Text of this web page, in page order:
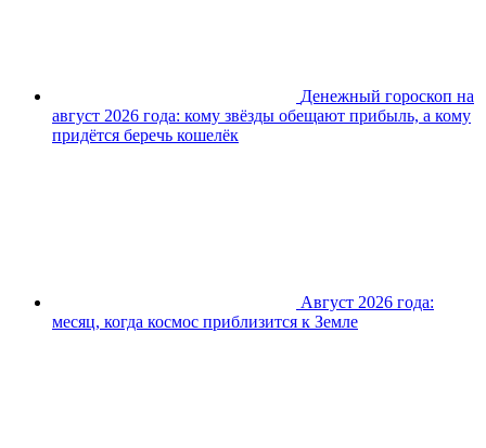
Денежный гороскоп на
август 2026 года: кому звёзды обещают прибыль, а кому
придётся беречь кошелёк
Август 2026 года:
месяц, когда космос приблизится к Земле